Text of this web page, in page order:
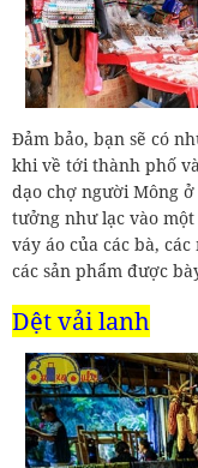
Đảm bảo, bạn sẽ có
khi về tới thành phố
dạo chợ người Mông ở
tưởng như lạc vào
váy áo của các bà,
các sản phẩm được
Dệt vải lanh